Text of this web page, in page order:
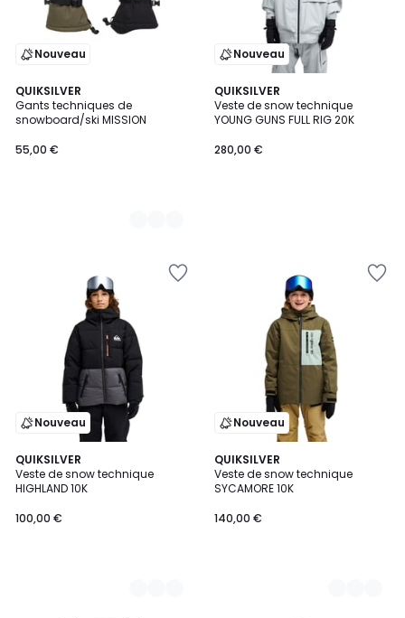
Nouveau
QUIKSILVER
Gants techniques de
snowboard/ski MISSION
55,00 €
3
Couleurs
Nouveau
QUIKSILVER
Veste de snow technique
YOUNG GUNS FULL RIG 20K
280,00 €
Nouveau
QUIKSILVER
Veste de snow technique
HIGHLAND 10K
100,00 €
2
Couleurs
Nouveau
QUIKSILVER
Veste de snow technique
SYCAMORE 10K
140,00 €
4
Couleurs